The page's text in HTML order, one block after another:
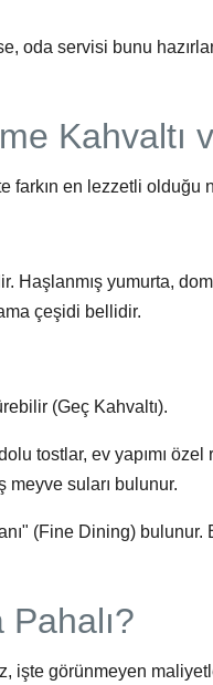
oda servisi bunu
Kahvaltı
farkın en lezzetli olduğu
Haşlanmış yumurta,
çeşidi bellidir.
(Geç Kahvaltı).
tostlar, ev yapımı
meyve suları bulunur.
(Fine Dining) bulunur.
işte görünmeyen